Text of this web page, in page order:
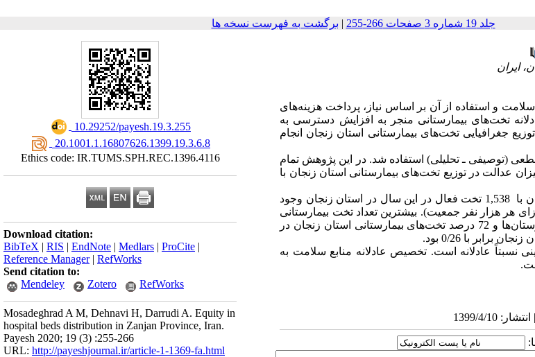
جلد 19 شماره 3 صفحات 266-255 | برگشت به فهرست نسخه ها
‎ 10.29252/payesh.19.3.255
‎ 20.1001.1.16807626.1399.19.3.6.8
Ethics code: IR.TUMS.SPH.REC.1396.4116
Download citation:
BibTeX | RIS | EndNote | Medlars | ProCite |
Reference Manager| RefWorks
Send citation to:
Mendeley
Zotero RefWorks
Mosadeghrad A M, Dehnavi H, Darrudi A. Equity in
hospital beds distribution in Zanjan Province, Iran.
Payesh 2020; 19 (3) :255-266
URL: http://payeshjournal.ir/article-1-1369-fa.html
و استفاده از آن بر اساس نیاز، پرداخت هزینه‌های
تخت‌های بیمارستانی منجر به افزایش دسترسی به
تخت‌های بیمارستانی استان زنجان انجام
(توصیفی ـ تحلیلی) استفاده شد. در این پژوهش تمام
در سال 1395 مورد توجه قرار گرفت. میزان عدالت در توزیع تخت‌های بیمارستانی استان زنجان با
بیمارستان با 1,538 تخت فعال در این سال در استان زنجان وجود
صد هزار نفر جمعیت و 1/45 تخت بیمارستانی به ازای هر هزار نفر جمعیت). بیشترین تعداد تخت بیمارستانی
به ازای جمعیت مربوط به شهرستان‌های زنجان، ابهر و خرمدره بود. حدود 42 درصد بیمارستان‌ها و 72 درصد تخت‌های بیمارستانی استان زنجان در
برابر با
0/26 بود.
نسبتاً عادلانه است. تخصیص عادلانه منابع سلامت به